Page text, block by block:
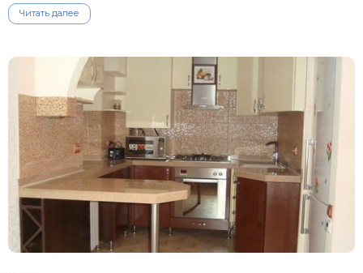
Читать далее